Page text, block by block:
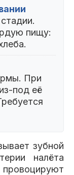
пищу:
При
под её
зубной
налёта